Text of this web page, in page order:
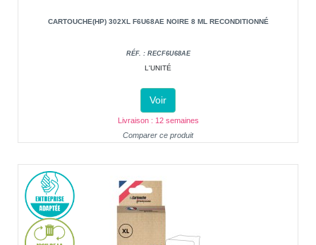
CARTOUCHE(HP) 302XL F6U68AE NOIRE 8 ML RECONDITIONNÉ
RÉF. : RECF6U68AE
L'UNITÉ
Voir
Livraison : 12 semaines
Comparer ce produit